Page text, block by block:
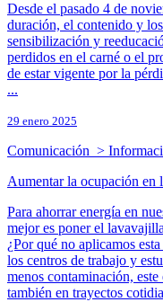
Desde el pasado 4 de
duración, el contenido y
sensibilización y
perdidos en el carné o el
de estar vigente por la
...
29 enero 2025
Comunicación >
Aumentar la ocupación en
Para ahorrar energía en
mejor es poner el
¿Por qué no aplicamos
los centros de trabajo y
menos contaminación,
también en trayectos